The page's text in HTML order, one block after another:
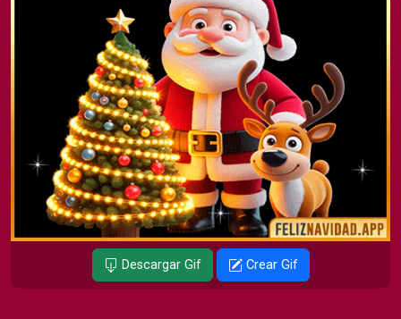
Descargar Gif Crear Gif